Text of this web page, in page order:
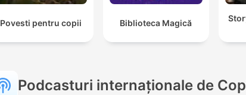
Povesti pentru copii Biblioteca Magică
Podcasturi internaționale de